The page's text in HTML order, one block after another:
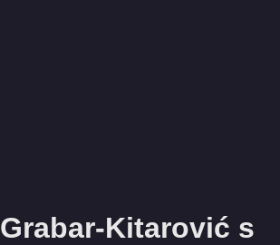
Grabar-Kitarović s